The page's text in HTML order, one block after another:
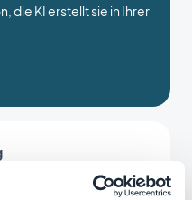
die KI erstellt sie in Ihrer
Tutorial und
durch den ersten